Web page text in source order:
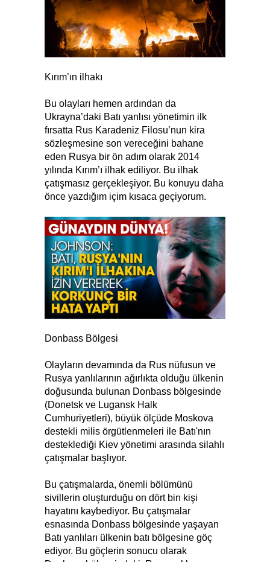
Kırım’ın ilhakı
Bu olayları hemen ardından da
Ukrayna’daki Batı yanlısı yönetimin ilk
fırsatta Rus Karadeniz Filosu’nun kira
sözleşmesine son vereceğini bahane
eden Rusya bir ön adım olarak 2014
yılında Kırım’ı ilhak ediliyor. Bu ilhak
çatışmasız gerçekleşiyor. Bu konuyu daha
önce yazdığım içim kısaca geçiyorum.
Donbass Bölgesi
Olayların devamında da Rus nüfusun ve
Rusya yanlılarının ağırlıkta olduğu ülkenin
doğusunda bulunan Donbass bölgesinde
(Donetsk ve Lugansk Halk
Cumhuriyetleri), büyük ölçüde Moskova
destekli milis örgütlenmeleri ile Batı'nın
desteklediği Kiev yönetimi arasında silahlı
çatışmalar başlıyor.
Bu çatışmalarda, önemli bölümünü
sivillerin oluşturduğu on dört bin kişi
hayatını kaybediyor. Bu çatışmalar
esnasında Donbass bölgesinde yaşayan
Batı yanlıları ülkenin batı bölgesine göç
ediyor. Bu göçlerin sonucu olarak